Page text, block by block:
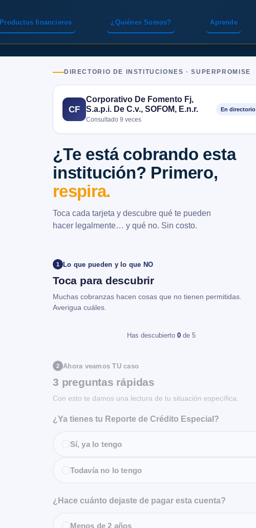
Productos financieros ¿Quiénes Somos? Aprende
DIRECTORIO DE INSTITUCIONES · SUPERPROMISE
CF
Corporativo De Fomento Fj,
S.a.p.i. De C.v., SOFOM, E.n.r.
Consultado 9 veces
En directorio
¿Te está cobrando esta
institución? Primero,
respira.
Toca cada tarjeta y descubre qué te pueden
hacer legalmente… y qué no. Sin costo.
1 Lo que pueden y lo que NO
Toca para descubrir
Muchas cobranzas hacen cosas que no tienen permitidas.
Averigua cuáles.
Has descubierto 0 de 5
2 Ahora veamos TU caso
3 preguntas rápidas
Con esto te damos una lectura de tu situación específica.
¿Ya tienes tu Reporte de Crédito Especial?
Sí, ya lo tengo
Todavía no lo tengo
¿Hace cuánto dejaste de pagar esta cuenta?
Menos de 2 años